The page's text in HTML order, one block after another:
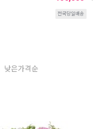
전국당일배송
낮은가격순